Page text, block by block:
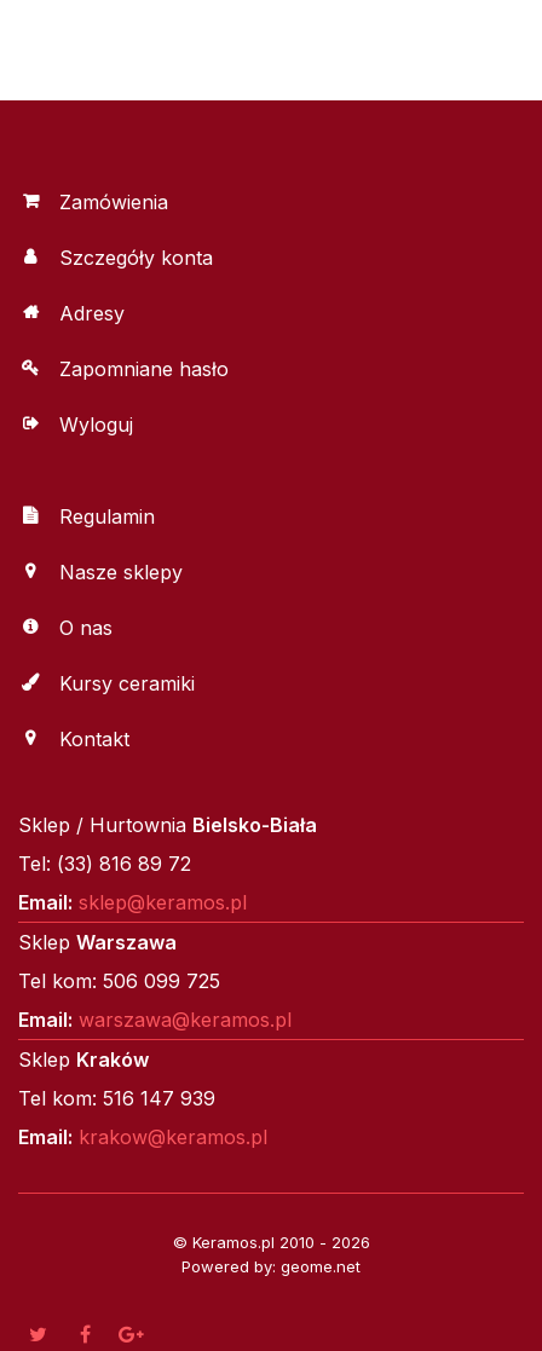
Zamówienia
Szczegóły konta
Adresy
Zapomniane hasło
Wyloguj
Regulamin
Nasze sklepy
O nas
Kursy ceramiki
Kontakt
Sklep / Hurtownia Bielsko-Biała
Tel: (33) 816 89 72
Email: sklep@keramos.pl
Sklep Warszawa
Tel kom: 506 099 725
Email: warszawa@keramos.pl
Sklep Kraków
Tel kom: 516 147 939
Email: krakow@keramos.pl
© Keramos.pl 2010 - 2026
Powered by: geome.net